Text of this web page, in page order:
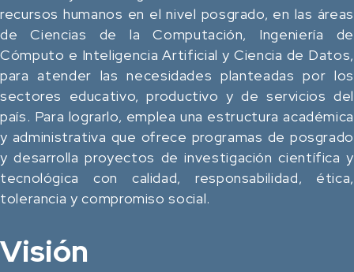
recursos humanos en el nivel posgrado, en las áreas
de Ciencias de la Computación, Ingeniería de
Cómputo e Inteligencia Artificial y Ciencia de Datos,
para atender las necesidades planteadas por los
sectores educativo, productivo y de servicios del
país. Para lograrlo, emplea una estructura académica
y administrativa que ofrece programas de posgrado
y desarrolla proyectos de investigación científica y
tecnológica con calidad, responsabilidad, ética,
tolerancia y compromiso social.
Visión